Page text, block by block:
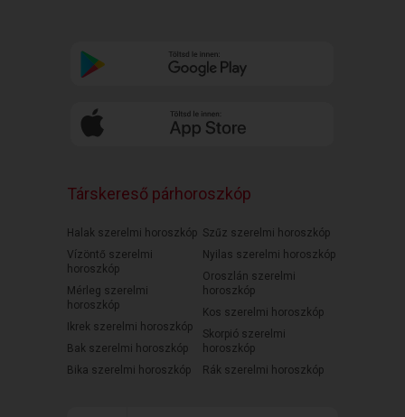
Társkereső párhoroszkóp
Halak szerelmi horoszkóp
Vízöntő szerelmi
horoszkóp
Mérleg szerelmi
horoszkóp
Ikrek szerelmi horoszkóp
Bak szerelmi horoszkóp
Bika szerelmi horoszkóp
Szűz szerelmi horoszkóp
Nyilas szerelmi horoszkóp
Oroszlán szerelmi
horoszkóp
Kos szerelmi horoszkóp
Skorpió szerelmi
horoszkóp
Rák szerelmi horoszkóp